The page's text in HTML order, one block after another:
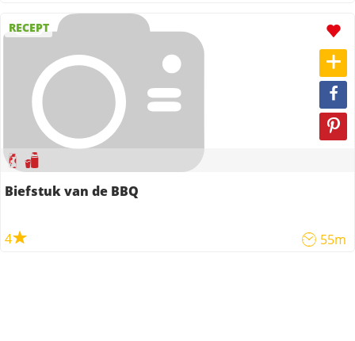
RECEPT
Biefstuk van de BBQ
4 55m